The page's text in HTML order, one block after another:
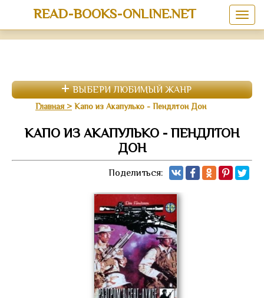
READ-BOOKS-ONLINE.NET
ВЫБЕРИ ЛЮБИМЫЙ ЖАНР
Главная Капо из Акапулько - Пендлтон Дон
КАПО ИЗ АКАПУЛЬКО - ПЕНДЛТОН
ДОН
Поделиться: